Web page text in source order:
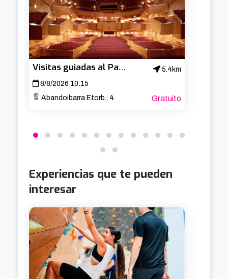
Visitas guiadas al Palacio Euskalduna
5.4km
8/8/2026 10:15
Abandoibarra Etorb., 4
Gratuito
Experiencias que te pueden
interesar